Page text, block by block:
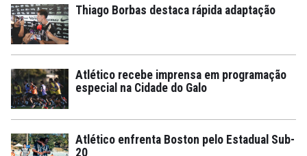
Thiago Borbas destaca rápida adaptação
Atlético recebe imprensa em programação
especial na Cidade do Galo
Atlético enfrenta Boston pelo Estadual Sub-
20